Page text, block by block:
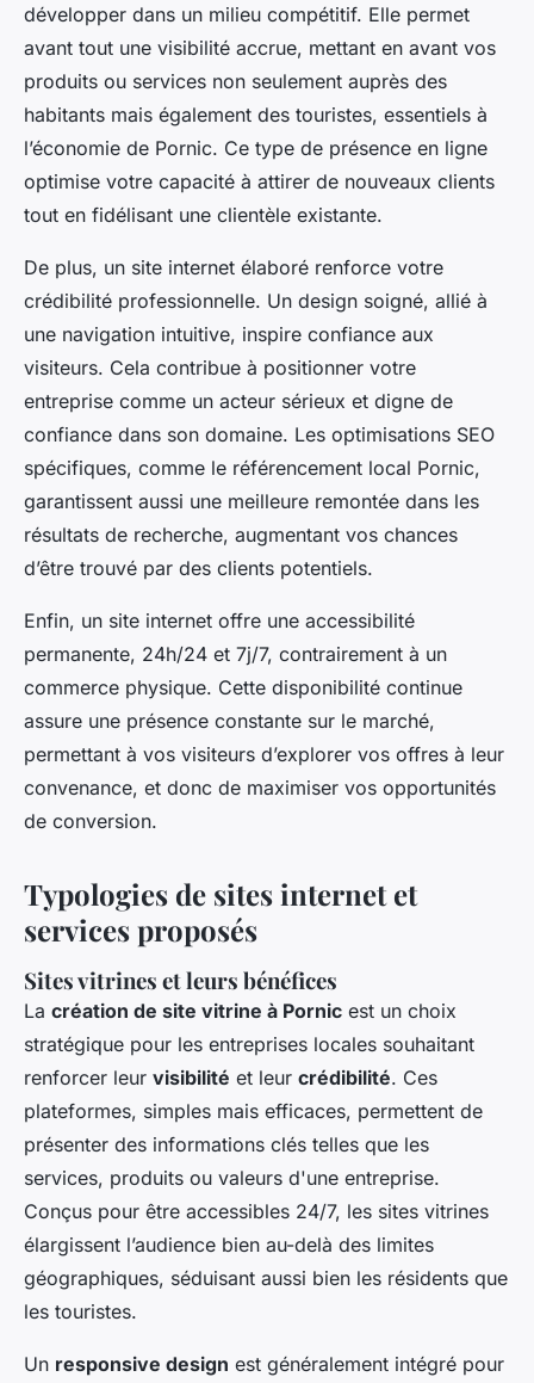
développer dans un milieu compétitif. Elle permet
avant tout une visibilité accrue, mettant en avant vos
produits ou services non seulement auprès des
habitants mais également des touristes, essentiels à
l’économie de Pornic. Ce type de présence en ligne
optimise votre capacité à attirer de nouveaux clients
tout en fidélisant une clientèle existante.
De plus, un site internet élaboré renforce votre
crédibilité professionnelle. Un design soigné, allié à
une navigation intuitive, inspire confiance aux
visiteurs. Cela contribue à positionner votre
entreprise comme un acteur sérieux et digne de
confiance dans son domaine. Les optimisations SEO
spécifiques, comme le référencement local Pornic,
garantissent aussi une meilleure remontée dans les
résultats de recherche, augmentant vos chances
d’être trouvé par des clients potentiels.
Enfin, un site internet offre une accessibilité
permanente, 24h/24 et 7j/7, contrairement à un
commerce physique. Cette disponibilité continue
assure une présence constante sur le marché,
permettant à vos visiteurs d’explorer vos offres à leur
convenance, et donc de maximiser vos opportunités
de conversion.
Typologies de sites internet et
services proposés
Sites vitrines et leurs bénéfices
La création de site vitrine à Pornic est un choix
stratégique pour les entreprises locales souhaitant
renforcer leur visibilité et leur crédibilité. Ces
plateformes, simples mais efficaces, permettent de
présenter des informations clés telles que les
services, produits ou valeurs d'une entreprise.
Conçus pour être accessibles 24/7, les sites vitrines
élargissent l’audience bien au-delà des limites
géographiques, séduisant aussi bien les résidents que
les touristes.
Un responsive design est généralement intégré pour